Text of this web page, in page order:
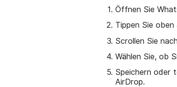
Öffnen Sie
Tippen Sie
Scrollen Sie
Wählen Sie, ob
Speichern oder
AirDrop.